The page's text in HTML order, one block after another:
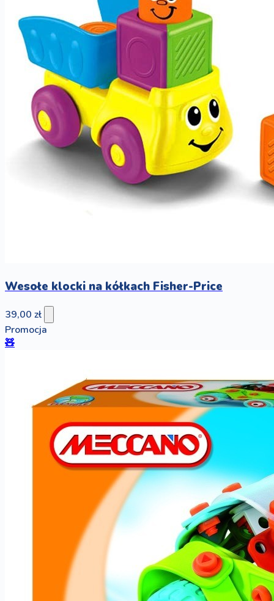
Wesołe klocki na kółkach Fisher-Price
39,00 zł
Promocja
🧸